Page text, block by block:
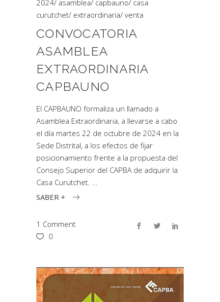
2024/ asamblea/ capbauno/ casa
curutchet/ extraordinaria/ venta
CONVOCATORIA
ASAMBLEA
EXTRAORDINARIA
CAPBAUNO
El CAPBAUNO formaliza un llamado a
Asamblea Extraordinaria, a llevarse a cabo
el día martes 22 de octubre de 2024 en la
Sede Distrital, a los efectos de fijar
posicionamiento frente a la propuesta del
Consejo Superior del CAPBA de adquirir la
Casa Curutchet.
SABER +
1 Comment
0